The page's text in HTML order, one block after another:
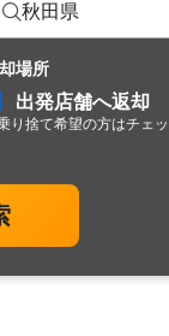
秋田県
場所
出発店舗へ返却
り捨て希望の方はチェ